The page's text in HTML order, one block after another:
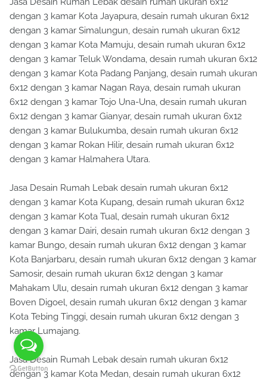
dengan 3 kamar Kota Jayapura, desain rumah ukuran 6x12
dengan 3 kamar Simalungun, desain rumah ukuran 6x12
dengan 3 kamar Kota Mamuju, desain rumah ukuran 6x12
dengan 3 kamar Teluk Wondama, desain rumah ukuran 6x12
dengan 3 kamar Kota Padang Panjang, desain rumah ukuran
6x12 dengan 3 kamar Nagan Raya, desain rumah ukuran
6x12 dengan 3 kamar Tojo Una-Una, desain rumah ukuran
6x12 dengan 3 kamar Gianyar, desain rumah ukuran 6x12
dengan 3 kamar Bulukumba, desain rumah ukuran 6x12
dengan 3 kamar Rokan Hilir, desain rumah ukuran 6x12
dengan 3 kamar Halmahera Utara.
Jasa Desain Rumah Lebak desain rumah ukuran 6x12
dengan 3 kamar Kota Kupang, desain rumah ukuran 6x12
dengan 3 kamar Kota Tual, desain rumah ukuran 6x12
dengan 3 kamar Dairi, desain rumah ukuran 6x12 dengan 3
kamar Bungo, desain rumah ukuran 6x12 dengan 3 kamar
Kota Banjarbaru, desain rumah ukuran 6x12 dengan 3 kamar
Samosir, desain rumah ukuran 6x12 dengan 3 kamar
Mahakam Ulu, desain rumah ukuran 6x12 dengan 3 kamar
Boven Digoel, desain rumah ukuran 6x12 dengan 3 kamar
Kota Tebing Tinggi, desain rumah ukuran 6x12 dengan 3
kamar Lumajang.
Jasa Desain Rumah Lebak desain rumah ukuran 6x12
dengan 3 kamar Kota Medan, desain rumah ukuran 6x12